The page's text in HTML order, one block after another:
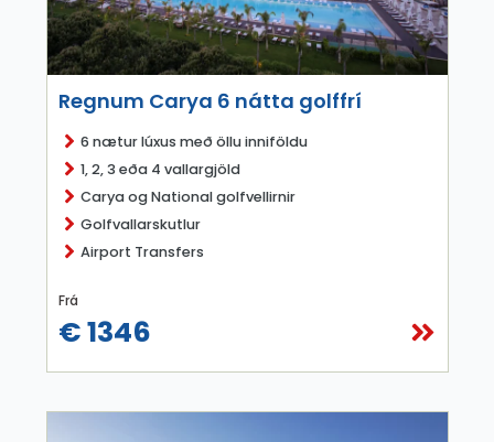
Regnum Carya 6 nátta golffrí
6 nætur lúxus með öllu inniföldu
1, 2, 3 eða 4 vallargjöld
Carya og National golfvellirnir
Golfvallarskutlur
Airport Transfers
Frá
€ 1346